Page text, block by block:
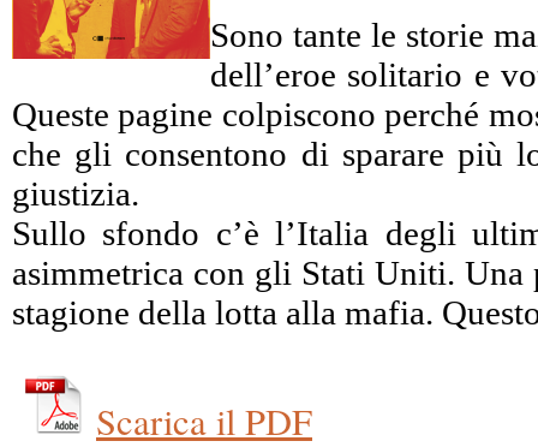
Sono tante le storie
dell’eroe solitario e
Queste pagine colpiscono perché
che gli consentono di sparare più
giustizia.
Sullo sfondo c’è l’Italia degli
asimmetrica con gli Stati Uniti. Una
stagione della lotta alla mafia.
Scarica il PDF